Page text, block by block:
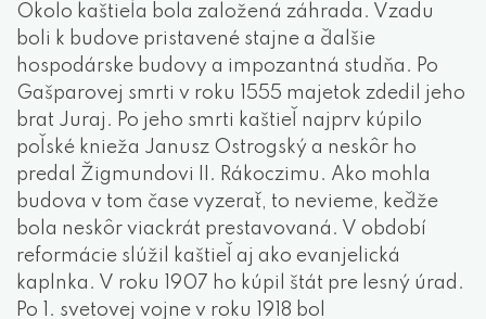
Okolo kaštieľa bola založená záhrada. Vzadu
boli k budove pristavené stajne a ďalšie
hospodárske budovy a impozantná studňa. Po
Gašparovej smrti v roku 1555 majetok zdedil jeho
brat Juraj. Po jeho smrti kaštieľ najprv kúpilo
poľské knieža Janusz Ostrogský a neskôr ho
predal Žigmundovi II. Rákoczimu. Ako mohla
budova v tom čase vyzerať, to nevieme, keďže
bola neskôr viackrát prestavovaná. V období
reformácie slúžil kaštieľ aj ako evanjelická
kaplnka. V roku 1907 ho kúpil štát pre lesný úrad.
Po 1. svetovej vojne v roku 1918 bol